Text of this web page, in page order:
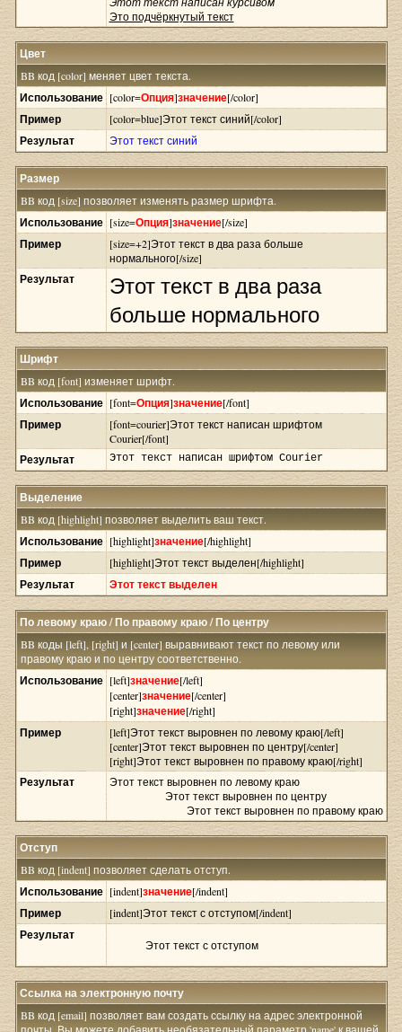
Это подчёркнутый текст
Цвет
BB код [color] меняет цвет текста.
Использование [color=Опция]значение[/color]
Пример [color=blue]Этот текст синий[/color]
Результат Этот текст синий
Размер
BB код [size] позволяет изменять размер шрифта.
Использование [size=Опция]значение[/size]
Пример
[size=+2]Этот текст в два раза больше
нормального[/size]
Результат
Этот текст в два раза
больше нормального
Шрифт
BB код [font] изменяет шрифт.
Использование [font=Опция]значение[/font]
Пример
[font=courier]Этот текст написан шрифтом
Courier[/font]
Результат Этот текст написан шрифтом Courier
Выделение
BB код [highlight] позволяет выделить ваш текст.
Использование [highlight]значение[/highlight]
Пример [highlight]Этот текст выделен[/highlight]
Результат Этот текст выделен
По левому краю / По правому краю / По центру
BB коды [left], [right] и [center] выравнивают текст по левому или
правому краю и по центру соответственно.
Использование [left]значение[/left]
[center]значение[/center]
[right]значение[/right]
Пример
[left]Этот текст выровнен по левому краю[/left]
[center]Этот текст выровнен по центру[/center]
[right]Этот текст выровнен по правому краю[/right]
Результат
Этот текст выровнен по левому краю
Этот текст выровнен по центру
Этот текст выровнен по правому краю
Отступ
BB код [indent] позволяет сделать отступ.
Использование [indent]значение[/indent]
Пример [indent]Этот текст с отступом[/indent]
Результат
Этот текст с отступом
Ссылка на электронную почту
BB код [email] позволяет вам создать ссылку на адрес электронной